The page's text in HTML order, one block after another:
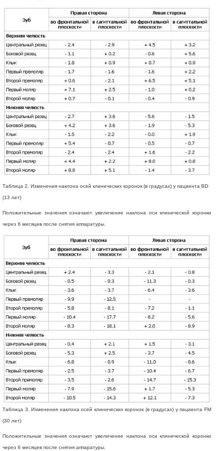
Таблица 2. Изменения наклона осей клинических коронок (в градусах) у пациента BD
(13 лет)
Положительные значения означают увеличение наклона оси клинической коронки
через 6 месяцев после снятия аппаратуры.
Таблица 3. Изменения наклона осей клинических коронок (в градусах) у пациента FM
(30 лет)
Положительные значения означают увеличение наклона оси клинической коронки
через 6 месяцев после снятия аппаратуры.